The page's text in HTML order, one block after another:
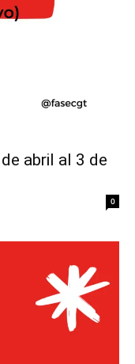
abril al 3 de
0